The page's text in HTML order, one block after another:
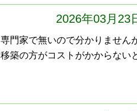
2026年03月23
専門家で無いので分かりません
移築の方がコストがかからない